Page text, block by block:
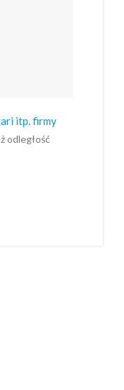
itp. firmy
odległość